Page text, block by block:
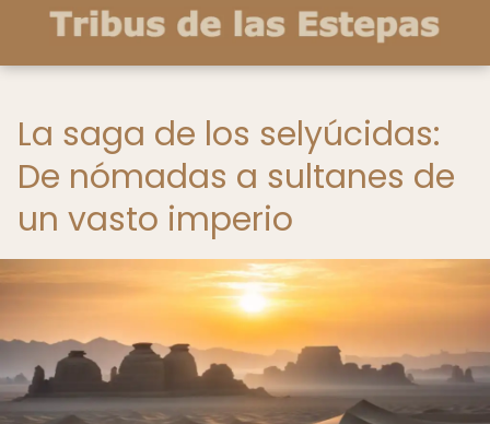
La saga de los selyúcidas:
De nómadas a sultanes de
un vasto imperio